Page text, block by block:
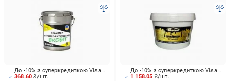
368.60₴/шт.
До -10% з суперкредиткою Visa Вигода
1 158.05 ₴/шт.
До -10% з суперкредиткою Visa Вигода